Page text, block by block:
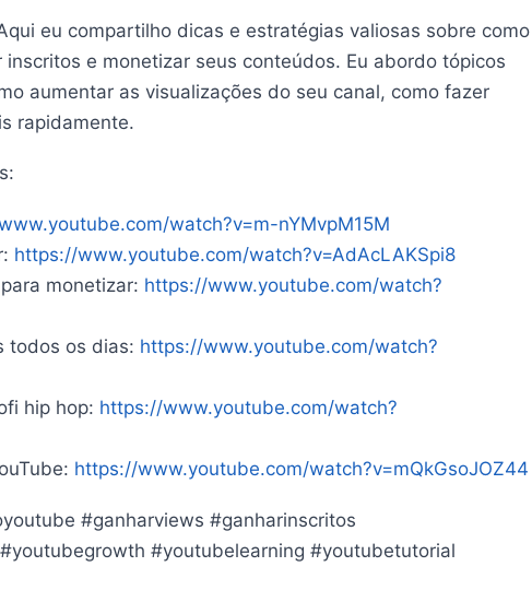
eu compartilho dicas e estratégias valiosas sobre como
e monetizar seus conteúdos. Eu abordo tópicos
aumentar as visualizações do seu canal, como fazer
rapidamente.
watch?v=m-nYMvpM15M
https://www.youtube.com/watch?v=AdAcLAKSpi8
monetizar: https://www.youtube.com/watch?
todos os dias: https://www.youtube.com/watch?
hip hop: https://www.youtube.com/watch?
https://www.youtube.com/watch?v=mQkGsoJOZ44
#ganharviews #ganharinscritos
#youtubelearning #youtubetutorial